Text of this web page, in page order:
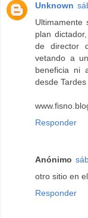
Unknown
plan
de director
vetando a
beneficia ni
desde
Responder
Anónimo
otro sitio en
Responder